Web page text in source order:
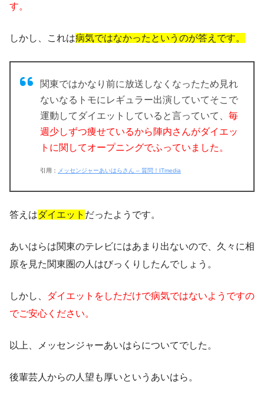
す。
しかし、これは病気ではなかったというのが答えです。
関東ではかなり前に放送しなくなったため見れ
ないなるトモにレギュラー出演していてそこで
運動してダイエットしていると言っていて、 毎
週少しずつ痩せているから陣内さんがダイエッ
トに関してオープニングでふっていました。
引用： メッセンジャーあいはらさん – 質問！ITmedia
答えはダイエット だったようです。
あいはらは関東のテレビにはあまり出ないので、 久々に相
原を見た関東圏の人はびっくりしたんでしょう。
しかし、
ダイエットをしただけで病気ではないようですの
でご安心ください。
以上、メッセンジャーあいはらについてでした。
後輩芸人からの人望も厚いというあいはら。